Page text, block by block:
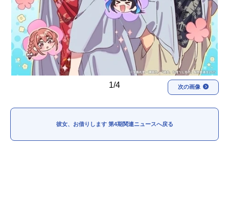
1/4 次の画像
彼女、お借りします 第4期関連ニュースへ戻る